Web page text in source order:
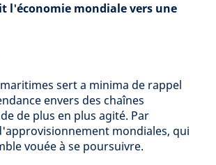
l'économie mondiale vers une
sert a minima de rappel
envers des chaînes
de plus en plus agité. Par
mondiales, qui
vouée à se poursuivre.